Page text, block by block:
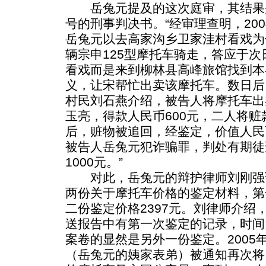
岳兔元提及的这次庭审，其结果
号的刑事判决书。“经审理查明，
岳兔元以去高家沟乡卫家洼村看戏
辆宗申125型摩托车骑走，答应于
看戏而是来到柳林县高峰旅馆找到
义，让宋帮忙出卖该摩托车。数日
村民刘石燕介绍，被告人将摩托车
玉亮，得款人民币600元，二人将
后，赃物被追回，经鉴定，价值人
被告人岳兔元犯诈骗罪，判处有期
1000元。”
对此，岳兔元的辩护律师刘刚强
两份关于摩托车价格的鉴定材料，
二份鉴定价格2397元。刘律师介绍
送报告中有第一次鉴定的记录，时
案卷的显然是另外一份鉴定。2005
（岳兔元的姨家表弟）被通知再次